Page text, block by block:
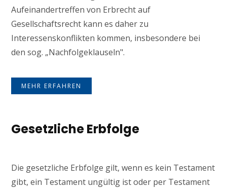
Aufeinandertreffen von Erbrecht auf
Gesellschaftsrecht kann es daher zu
Interessenskonflikten kommen, insbesondere bei
den sog. „Nachfolgeklauseln".
MEHR ERFAHREN
Gesetzliche Erbfolge
Die gesetzliche Erbfolge gilt, wenn es kein Testament
gibt, ein Testament ungültig ist oder per Testament